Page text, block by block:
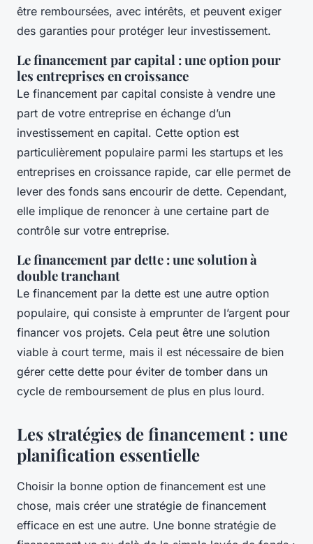
être remboursées, avec intérêts, et peuvent exiger
des garanties pour protéger leur investissement.
Le financement par capital : une option pour
les entreprises en croissance
Le financement par capital consiste à vendre une
part de votre entreprise en échange d’un
investissement en capital. Cette option est
particulièrement populaire parmi les startups et les
entreprises en croissance rapide, car elle permet de
lever des fonds sans encourir de dette. Cependant,
elle implique de renoncer à une certaine part de
contrôle sur votre entreprise.
Le financement par dette : une solution à
double tranchant
Le financement par la dette est une autre option
populaire, qui consiste à emprunter de l’argent pour
financer vos projets. Cela peut être une solution
viable à court terme, mais il est nécessaire de bien
gérer cette dette pour éviter de tomber dans un
cycle de remboursement de plus en plus lourd.
Les stratégies de financement : une
planification essentielle
Choisir la bonne option de financement est une
chose, mais créer une stratégie de financement
efficace en est une autre. Une bonne stratégie de